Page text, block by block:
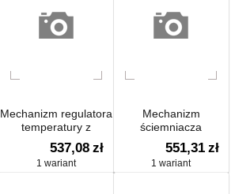
Mechanizm regulatora
temperatury z
wyświetlaczem
dotykowym
537,08 zł
1 wariant
Mechanizm
ściemniacza
obrotowego
pojedynczego
551,31 zł
1 wariant